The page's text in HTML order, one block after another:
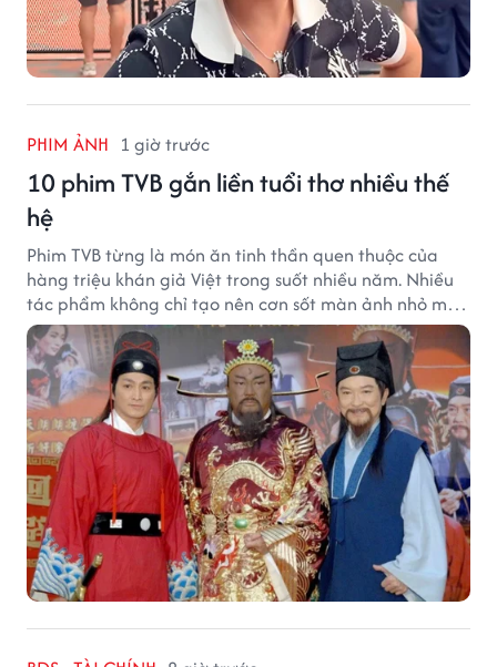
PHIM ẢNH 1 giờ trước
10 phim TVB gắn liền tuổi thơ nhiều thế
hệ
Phim TVB từng là món ăn tinh thần quen thuộc của
hàng triệu khán giả Việt trong suốt nhiều năm. Nhiều
tác phẩm không chỉ tạo nên cơn sốt màn ảnh nhỏ mà
còn trở thành ký ức khó quên của cả một thế hệ.